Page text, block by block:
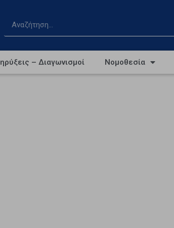
– Διαγωνισμοί Νομοθεσία